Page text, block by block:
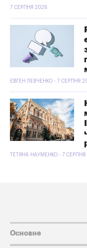
7 СЕРПНЯ 2026
ЄВГЕН ЛЕВЧЕНКО - 7 СЕРПНЯ
ТЕТЯНА НАУМЕНКО - 7 СЕРПНЯ
Основне